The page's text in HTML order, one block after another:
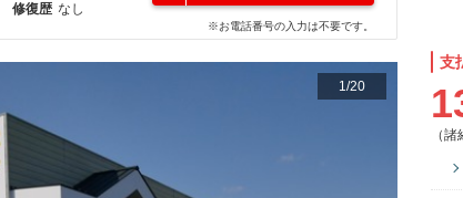
修復歴 なし
※お電話番号の入力は不要です。
1/20
支
（